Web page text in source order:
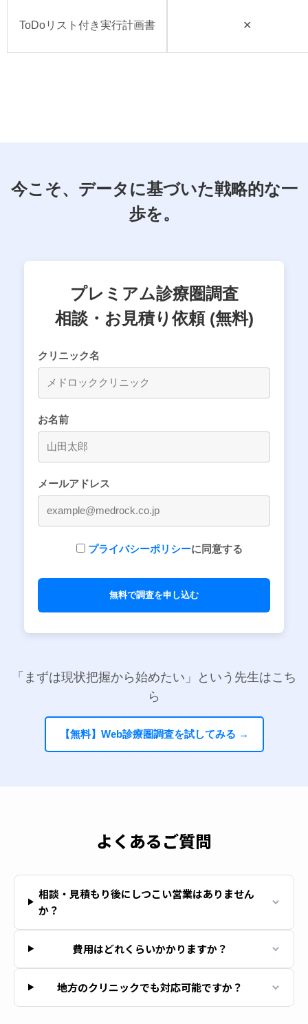
ToDoリスト付き実行計画書 ✕
今こそ、データに基づいた戦略的な一
歩を。
プレミアム診療圏調査
相談・お見積り依頼 (無料)
クリニック名
お名前
メールアドレス
プライバシーポリシーに同意する
「まずは現状把握から始めたい」という先生はこち
ら
【無料】Web診療圏調査を試してみる →
よくあるご質問
相談・見積もり後にしつこい営業はありません
か？
費用はどれくらいかかりますか？
地方のクリニックでも対応可能ですか？